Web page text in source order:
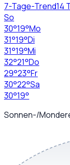
7-Tage-Trend14
So
30°19°Mo
31°19°Di
31°19°Mi
32°21°Do
29°23°Fr
30°22°Sa
30°19°
Sonnen-/